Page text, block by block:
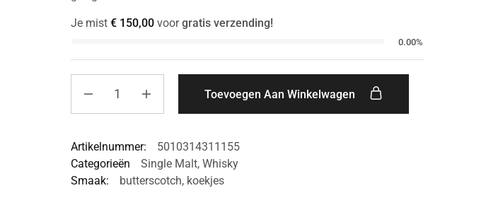
Je mist €150,00voorgratis verzending!
0.00%
Toevoegen Aan Winkelwagen
Artikelnummer:
5010314311155
Categorieën
Single Malt, Whisky
Smaak:
butterscotch, koekjes